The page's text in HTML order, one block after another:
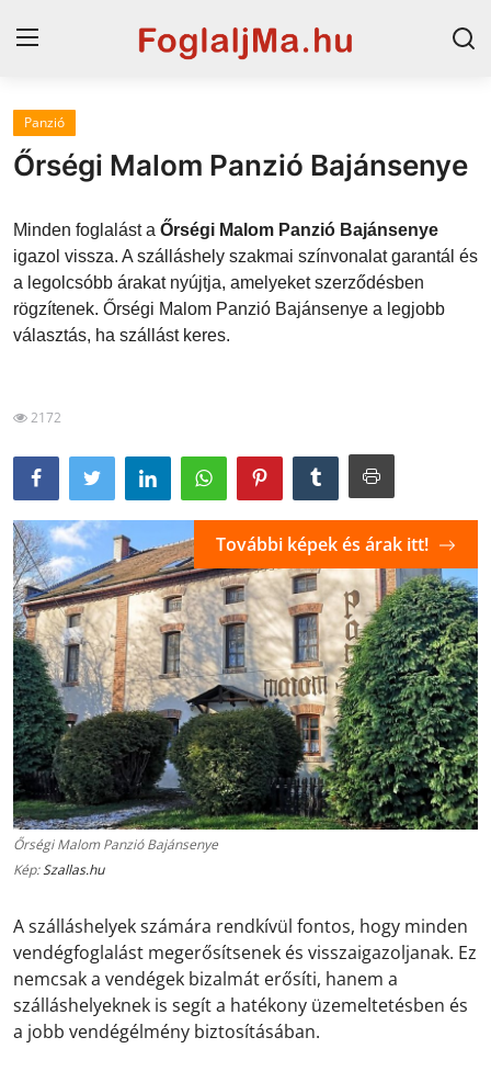
Horvát tengerpart
Magyarország
Szállások a Balatonon
Horvátország
Blog
Panzió
Őrségi Malom Panzió Bajánsenye
Minden foglalást a Őrségi Malom Panzió Bajánsenye
igazol vissza. A szálláshely szakmai színvonalat garantál és
a legolcsóbb árakat nyújtja, amelyeket szerződésben
rögzítenek. Őrségi Malom Panzió Bajánsenye a legjobb
választás, ha szállást keres.
2172
Őrségi Malom Panzió Bajánsenye
Kép:Szallas.hu
További képek és árak itt!
A szálláshelyek számára rendkívül fontos, hogy minden
vendégfoglalást megerősítsenek és visszaigazoljanak. Ez
nemcsak a vendégek bizalmát erősíti, hanem a
szálláshelyeknek is segít a hatékony üzemeltetésben és
a jobb vendégélmény biztosításában.